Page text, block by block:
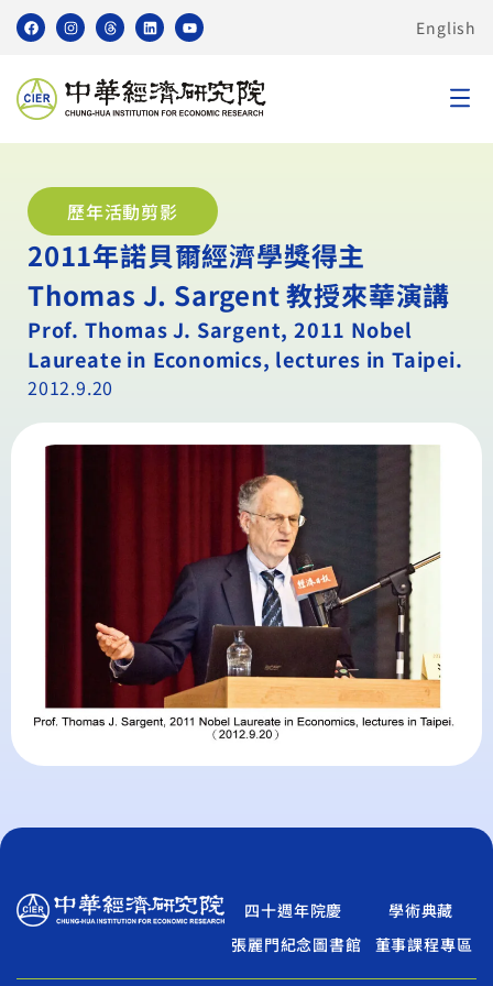
English
歷年活動剪影
2011年諾貝爾經濟學獎得主
Thomas J. Sargent 教授來華演講
Prof. Thomas J. Sargent, 2011 Nobel
Laureate in Economics, lectures in Taipei.
2012.9.20
四十週年院慶
學術典藏
張麗門紀念圖書館
董事課程專區